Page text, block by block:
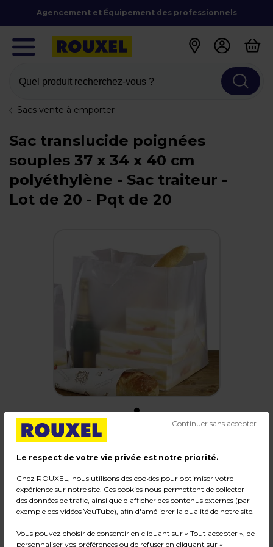
Agencement et Équipement des professionnels
Quel produit recherchez-vous ?
Sacs vente à emporter
Sac translucide poignées
souples 37 x 34 x 40 cm
polyéthylène - Sac traiteur -
Lot de 20 - Pqt de 20
Sac translucide poignées souples 37 x 34 x 40
cm polyéthylène - Sac traiteur - Lot de 20
Code :1869
Couleur : Translucide
Dimensions : 37 x 34 x 40 cm
Le respect de votre vie privée est notre priorité.
Chez ROUXEL, nous utilisons des cookies pour optimiser votre
expérience sur notre site. Ces cookies nous permettent de collecter
des données de trafic, ainsi que d'afficher des contenus externes (par
exemple des vidéos YouTube), afin d'améliorer la qualité de notre site.
Vous pouvez choisir de consentir en cliquant sur « Tout accepter », de
personnaliser vos préférences ou de refuser en cliquant sur «
Continuer sans accepter